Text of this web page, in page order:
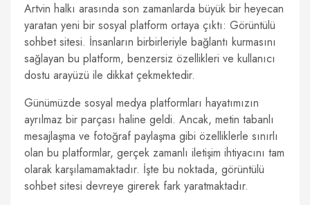
Artvin halkı arasında son zamanlarda büyük bir heyecan
yaratan yeni bir sosyal platform ortaya çıktı: Görüntülü
sohbet sitesi. İnsanların birbirleriyle bağlantı kurmasını
sağlayan bu platform, benzersiz özellikleri ve kullanıcı
dostu arayüzü ile dikkat çekmektedir.
Günümüzde sosyal medya platformları hayatımızın
ayrılmaz bir parçası haline geldi. Ancak, metin tabanlı
mesajlaşma ve fotoğraf paylaşma gibi özelliklerle sınırlı
olan bu platformlar, gerçek zamanlı iletişim ihtiyacını tam
olarak karşılamamaktadır. İşte bu noktada, görüntülü
sohbet sitesi devreye girerek fark yaratmaktadır.